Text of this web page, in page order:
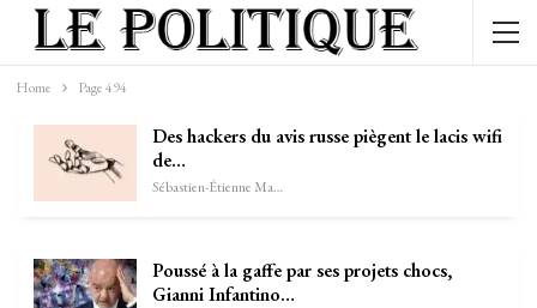
Home Page 494
Des hackers du avis russe piègent le lacis wifi
de…
Sébastien-Étienne Marechal
Poussé à la gaffe par ses projets chocs,
Gianni Infantino…